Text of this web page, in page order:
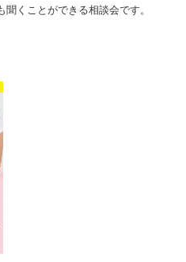
くことができる相談会です。